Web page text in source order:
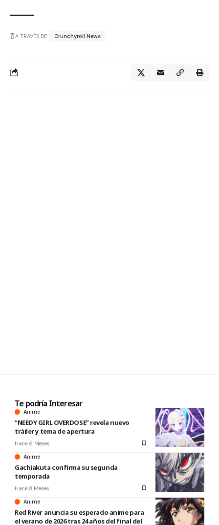
A TRAVÉS DE: Crunchyroll News
Te podría Interesar
Anime
“NEEDY GIRL OVERDOSE” revela nuevo
tráiler y tema de apertura
Hace 6 Meses
Anime
Gachiakuta confirma su segunda
temporada
Hace 8 Meses
Anime
Red River anuncia su esperado anime para
el verano de 2026 tras 24 años del final del